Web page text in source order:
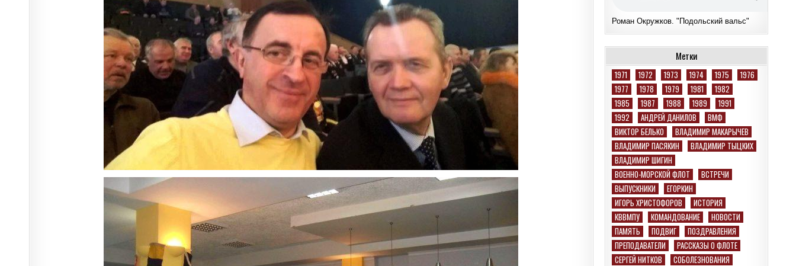
Роман Окружков. "Подольский вальс"
Метки
1971 1972 1973 1974 1975
1976
1977
1978 1979 1981
1982
1985
1987 1988 1989
1991
1992
АНДРЕЙ ДАНИЛОВ
ВМФ
ВИКТОР БЕЛЬКО
ВЛАДИМИР МАКАРЫЧЕВ
ВЛАДИМИР ПАСЯКИН
ВЛАДИМИР ТЫЦКИХ
ВЛАДИМИР ШИГИН
ВОЕННО-МОРСКОЙ ФЛОТ
ВСТРЕЧИ
ВЫПУСКНИКИ
ЕГОРКИН
ИГОРЬ ХРИСТОФОРОВ
ИСТОРИЯ
КВВМПУ
КОМАНДОВАНИЕ
НОВОСТИ
ПАМЯТЬ
ПОДВИГ
ПОЗДРАВЛЕНИЯ
ПРЕПОДАВАТЕЛИ
РАССКАЗЫ О ФЛОТЕ
СЕРГЕЙ НИТКОВ
СОБОЛЕЗНОВАНИЯ